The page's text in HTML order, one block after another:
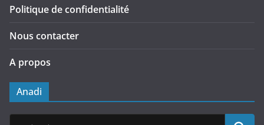
Politique de confidentialité
Nous contacter
A propos
Anadi